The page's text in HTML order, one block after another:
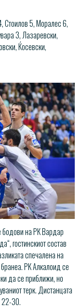
Стоилов 5, Моралес 6,
3, Лазаревски,
Ќосевски,
бодови на РК Вардар
гостинскиот состав
спечалена на
бранеа. РК Алкалоид се
да се приближи, но
терк. Дистанцата
22-30.